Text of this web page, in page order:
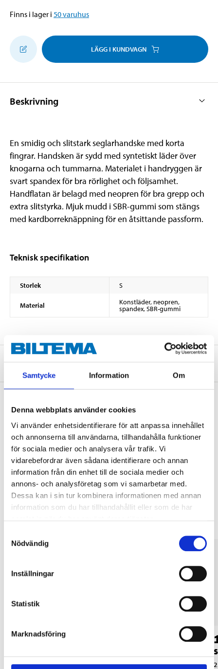
Samtycke Information Om
Denna webbplats använder cookies
Vi använder enhetsidentifierare för att anpassa innehållet
och annonserna till användarna, tillhandahålla funktioner
för sociala medier och analysera vår trafik. Vi
vidarebefordrar även sådana identifierare och annan
information från din enhet till de sociala medier och
annons- och analysföretag som vi samarbetar med.
Dessa kan i sin tur kombinera informationen med annan
information som du har tillhandahållit eller som de har
Nödvändig
Inställningar
Statistik
Marknadsföring
Finns i lager i 50varuhus
LÄGG I KUNDVAGN
Beskrivning
En smidig och slitstark seglarhandske med korta
fingrar. Handsken är sydd med syntetiskt läder över
knogarna och tummarna. Materialet i handryggen är
svart spandex för bra rörlighet och följsamhet.
Handflatan är belagd med neopren för bra grepp och
extra slitstyrka. Mjuk mudd i SBR-gummi som stängs
med kardborreknäppning för en åtsittande passform.
Teknisk specifikation
Storlek S
Material Konstläder, neopren,
spandex, SBR-gummi
Om tillverkaren
Köp & Hämta
Köp & Hämta i ditt varuhus inom 2 timmar! För mer information om
tjänsten och våra villkor.
LÄS MER
Andra kunder köpte också
149:-
25-5162 25-5163